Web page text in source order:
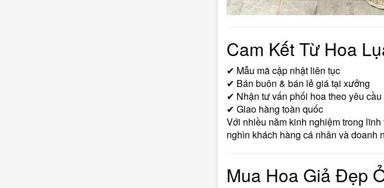
Cam Kết Từ Hoa
✔ Mẫu mã cập nhật liên tục
✔ Bán buôn & bán lẻ giá tại xưởng
✔ Nhận tư vấn phối hoa theo yêu cầu
✔ Giao hàng toàn quốc
Với nhiều năm kinh nghiệm trong
nghìn khách hàng cá nhân và doanh
Mua Hoa Giả Đẹp